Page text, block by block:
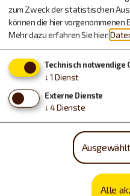
kelten römer
zum Zweck der statistischen
können die hier
Mehr dazu erfahren Sie hier:
Technisch notwendige
↓ 1 Dienst
Externe Dienste
↓ 4Dienste
Alle